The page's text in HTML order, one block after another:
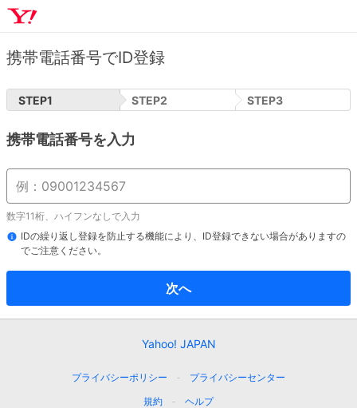
携帯電話番号でID登録
STEP1 STEP2 STEP3
携帯電話番号を入力
数字11桁、ハイフンなしで入力
IDの繰り返し登録を防止する機能により、ID登録できない場合がありますの
でご注意ください。
次へ
Yahoo! JAPAN
プライバシーポリシー
プライバシーセンター
規約
ヘルプ